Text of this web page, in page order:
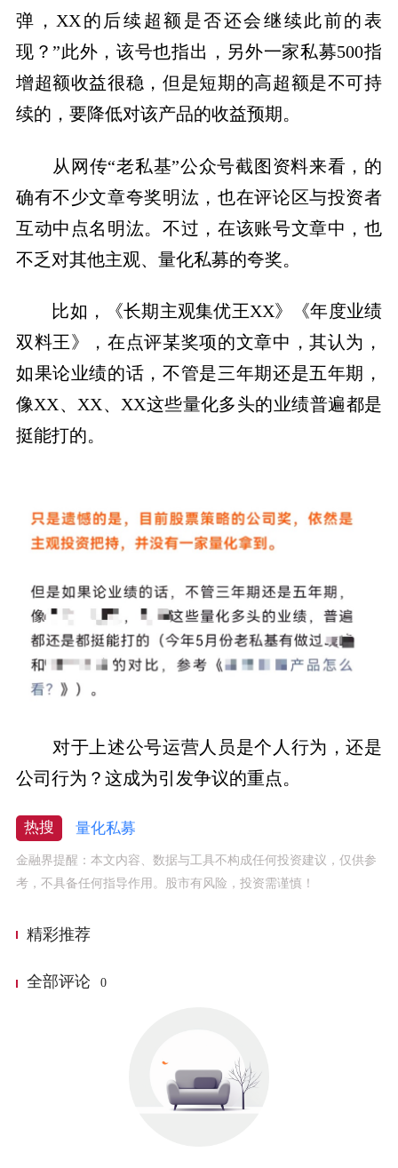
弹，XX的后续超额是否还会继续此前的表
现？”此外，该号也指出，另外一家私募500指
增超额收益很稳，但是短期的高超额是不可持
续的，要降低对该产品的收益预期。
从网传“老私基”公众号截图资料来看，的
确有不少文章夸奖明汯，也在评论区与投资者
互动中点名明汯。不过，在该账号文章中，也
不乏对其他主观、量化私募的夸奖。
比如，《长期主观集优王XX》《年度业绩
双料王》，在点评某奖项的文章中，其认为，
如果论业绩的话，不管是三年期还是五年期，
像XX、XX、XX这些量化多头的业绩普遍都是
挺能打的。
对于上述公号运营人员是个人行为，还是
公司行为？这成为引发争议的重点。
热搜 量化私募
金融界提醒：本文内容、数据与工具不构成任何投资建议，仅供参
考，不具备任何指导作用。股市有风险，投资需谨慎！
精彩推荐
全部评论 0